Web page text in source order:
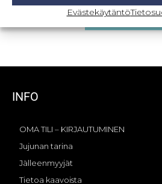
Evästekäytäntö
Lisää
INFO
OMA TILI – KIRJAUTUMINEN
Jujunan tarina
Jälleenmyyjät
Tietoa kaavoista